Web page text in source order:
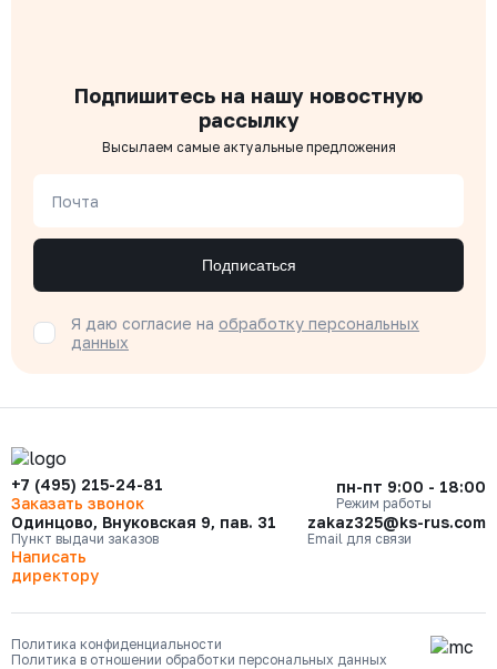
Подпишитесь на нашу новостную
рассылку
Высылаем самые актуальные предложения
Почта
Подписаться
Я даю согласие на обработку персональных
данных
+7 (495) 215-24-81
Заказать звонок
пн-пт 9:00 - 18:00
Режим работы
Одинцово, Внуковская 9, пав. 31
Пункт выдачи заказов
zakaz325@ks-rus.com
Email для связи
Написать
директору
Политика конфиденциальности
Политика в отношении обработки персональных данных